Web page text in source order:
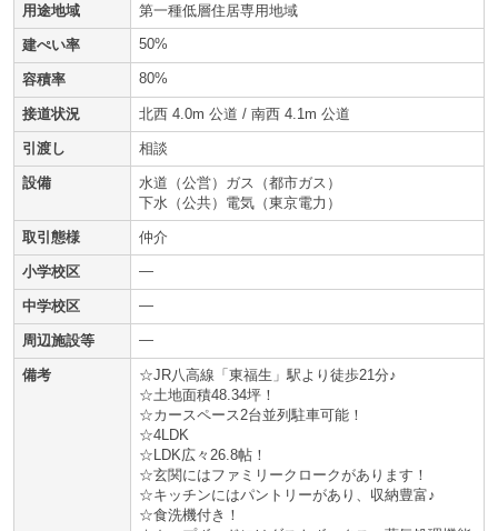
用途地域 第一種低層住居専用地域
建ぺい率 50%
容積率 80%
接道状況 北西 4.0m 公道 / 南西 4.1m 公道
引渡し 相談
設備
水道（公営）ガス（都市ガス）
下水（公共）電気（東京電力）
取引態様 仲介
小学校区 —
中学校区 —
周辺施設等 —
備考
☆JR八高線「東福生」駅より徒歩21分♪
☆土地面積48.34坪！
☆カースペース2台並列駐車可能！
☆4LDK
☆LDK広々26.8帖！
☆玄関にはファミリークロークがあります！
☆キッチンにはパントリーがあり、収納豊富♪
☆食洗機付き！